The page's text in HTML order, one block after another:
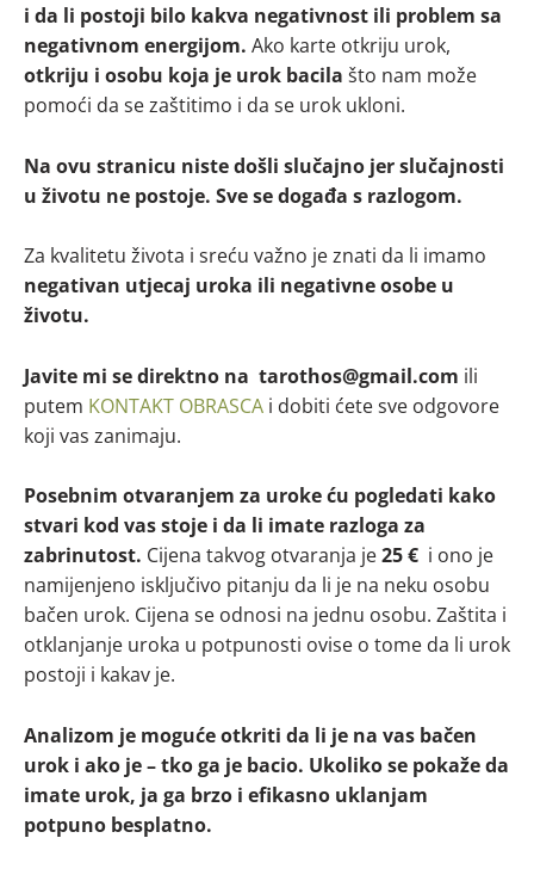
i da li postoji bilo kakva negativnost ili problem sa
negativnom energijom. Ako karte otkriju urok,
otkriju i osobu koja je urok bacila što nam može
pomoći da se zaštitimo i da se urok ukloni.
Na ovu stranicu niste došli slučajno jer slučajnosti
u životu ne postoje. Sve se događa s razlogom.
Za kvalitetu života i sreću važno je znati da li imamo
negativan utjecaj uroka ili negativne osobe u
životu.
Javite mi se direktno na tarothos@gmail.com ili
putem KONTAKT OBRASCA i dobiti ćete sve odgovore
koji vas zanimaju.
Posebnim otvaranjem za uroke ću pogledati kako
stvari kod vas stoje i da li imate razloga za
zabrinutost. Cijena takvog otvaranja je25 € i ono je
namijenjeno isključivo pitanju da li je na neku osobu
bačen urok. Cijena se odnosi na jednu osobu. Zaštita i
otklanjanje uroka u potpunosti ovise o tome da li urok
postoji i kakav je.
Analizom je moguće otkriti da li je na vas bačen
urok i ako je – tko ga je bacio. Ukoliko se pokaže da
imate urok, ja ga brzo i efikasno uklanjam
potpuno besplatno.